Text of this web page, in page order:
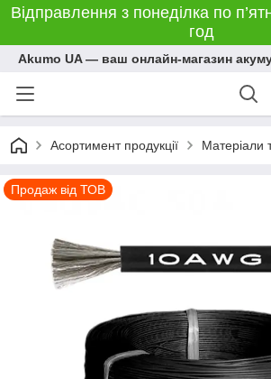
Відправлення з понеділка по
год
Akumo UA — ваш онлайн-магазин
Асортимент продукції Матеріали
Продаж від ТОВ